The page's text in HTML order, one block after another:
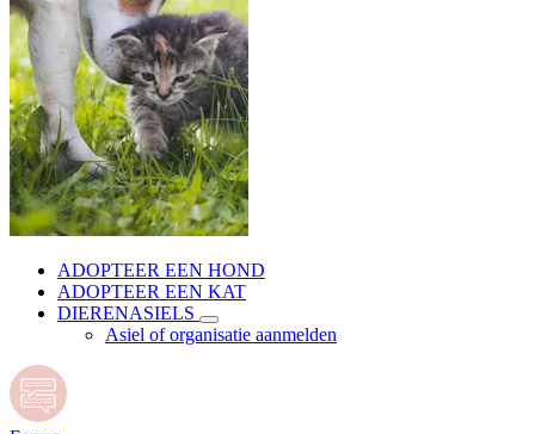
ADOPTEER EEN HOND
ADOPTEER EEN KAT
DIERENASIELS
Asiel of organisatie aanmelden